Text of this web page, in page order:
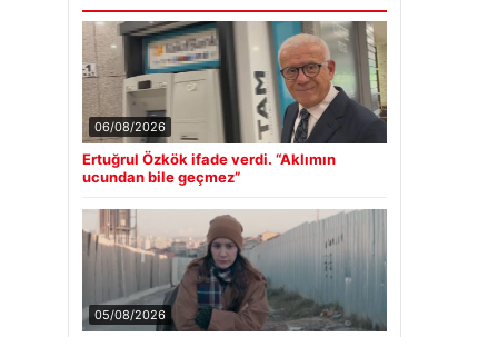
06/08/2026
Ertuğrul Özkök ifade verdi. “Aklımın
ucundan bile geçmez”
05/08/2026